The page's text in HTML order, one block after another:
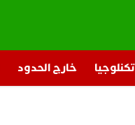
تكنلوجيا خارج الحدود